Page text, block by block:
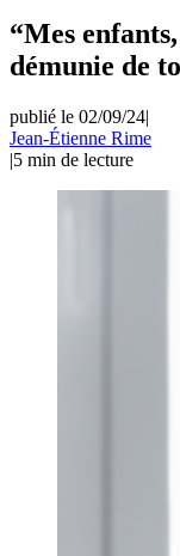
“Mes
démunie de
publié le 02/09/24|
Jean-Étienne Rime
|5 min de lecture